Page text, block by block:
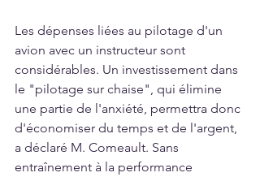
Les dépenses liées au pilotage d'un
avion avec un instructeur sont
considérables. Un investissement dans
le "pilotage sur chaise", qui élimine
une partie de l'anxiété, permettra donc
d'économiser du temps et de l'argent,
a déclaré M. Comeault. Sans
entraînement à la performance